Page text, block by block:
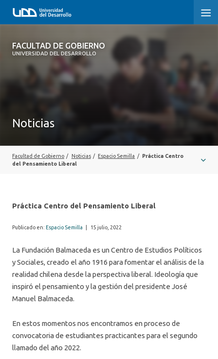
FACULTAD DE GOBIERNO
UNIVERSIDAD DEL DESARROLLO
FACULTAD DE GOBIERNO
EXTENSIÓN
Noticias
Facultad de Gobierno / Noticias / Espacio Semilla /
Práctica Centro
del Pensamiento Liberal
Práctica Centro del Pensamiento Liberal
Publicado en: Espacio Semilla 15 julio, 2022
La Fundación Balmaceda es un Centro de Estudios Políticos
y Sociales, creado el año 1916 para fomentar el análisis de la
realidad chilena desde la perspectiva liberal. Ideología que
inspiró el pensamiento y la gestión del presidente José
Manuel Balmaceda.
En estos momentos nos encontramos en proceso de
convocatoria de estudiantes practicantes para el segundo
llamado del año 2022.